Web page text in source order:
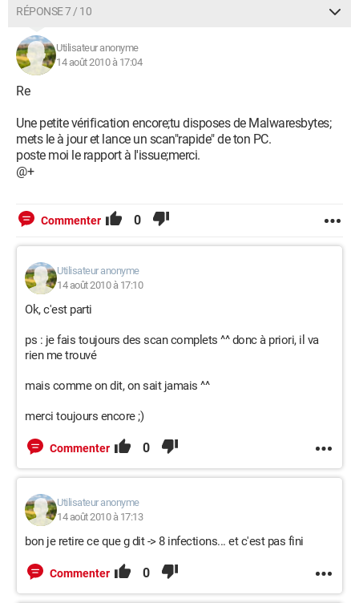
RÉPONSE 7 / 10
Utilisateur anonyme
14 août 2010 à 17:04
Re
Une petite vérification encore;tu disposes de Malwaresbytes;
mets le à jour et lance un scan"rapide" de ton PC.
poste moi le rapport à l'issue;merci.
@+
Commenter 0
Utilisateur anonyme
14 août 2010 à 17:10
Ok, c'est parti
ps : je fais toujours des scan complets ^^ donc à priori, il va
rien me trouvé
mais comme on dit, on sait jamais ^^
merci toujours encore ;)
Commenter 0
Utilisateur anonyme
14 août 2010 à 17:13
bon je retire ce que g dit -> 8 infections... et c'est pas fini
Commenter 0